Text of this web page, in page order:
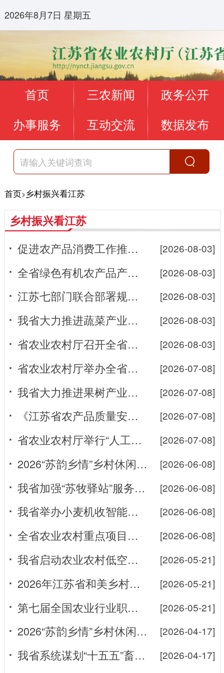
2026年8月7日 星期五
首页 三农新闻 政务公开
办事服务 互动交流 数据发布
首页>乡村振兴看江苏
乡村振兴看江苏
促进农产品消费工作推进会在南京召开
[2026-08-03]
全省绿色有机农产品产销合作活动在南京举办 [2026-08-03]
江苏七部门联合部署规划农药兽药生产经营使用综合整治行动 [2026-08-03]
我省大力推进蔬菜产业高质量发展 [2026-08-03]
省农业农村厅召开全省秋粮生产管理现场推进会 [2026-08-03]
省农业农村厅举办全省农业综合行政执法骨干培训班 [2026-07-08]
我省大力推进果树产业高质量发展 [2026-07-08]
《江苏省农产品质量安全条例》宣贯活动在无锡举办 [2026-07-08]
省农业农村厅举行“人工智能+农业”路演 [2026-07-08]
2026“苏韵乡情”乡村休闲旅游农业（镇江）专场推介活动在丹阳举... [2026-06-08]
我省加强“苏牧驿站”服务阵地建设 [2026-06-08]
我省举办小麦机收智能测产田间日活动 [2026-06-08]
全省农业农村重点项目建设推进会召开 [2026-06-08]
我省启动农业农村低空经济联合行动 [2026-05-21]
2026年江苏省和美乡村篮球赛（村BA）在常州开赛 [2026-05-21]
第七届全国农业行业职业技能大赛江苏省农产品经纪人技能选拔赛顺利举... [2026-05-21]
2026“苏韵乡情”乡村休闲旅游农业（苏州）专场推介启幕 [2026-04-17]
我省系统谋划“十五五”畜牧兽医发展 [2026-04-17]